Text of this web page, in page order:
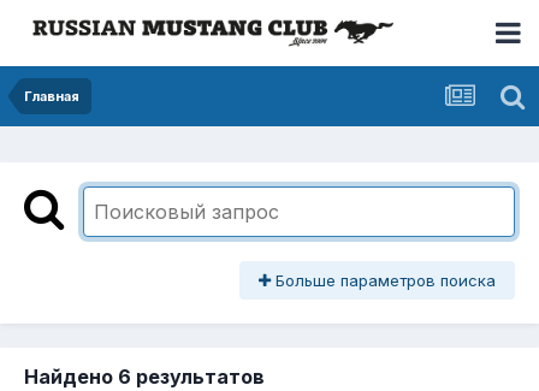
Главная
Больше параметров поиска
Найдено 6 результатов